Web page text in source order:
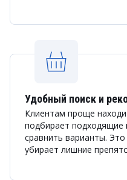
Удобный поиск и
Клиентам проще
подбирает подходящие
сравнить варианты.
убирает лишние